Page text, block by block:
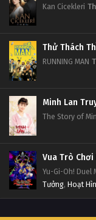
Kan Cicekleri
Thử Thách
RUNNING MAN
Minh Lan
The Story of
Yu-Gi-Oh! Duel
Tưởng, Hoạt